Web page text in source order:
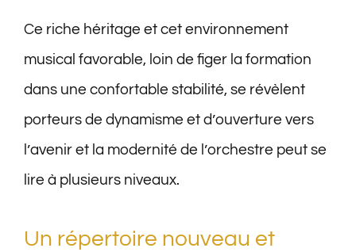
Ce riche héritage et cet environnement
musical favorable, loin de figer la formation
dans une confortable stabilité, se révèlent
porteurs de dynamisme et d’ouverture vers
l’avenir et la modernité de l’orchestre peut se
lire à plusieurs niveaux.
Un répertoire nouveau et